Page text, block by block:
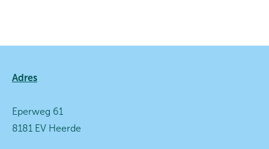
Contactinformatie
Adres
Eperweg 61
8181 EV Heerde